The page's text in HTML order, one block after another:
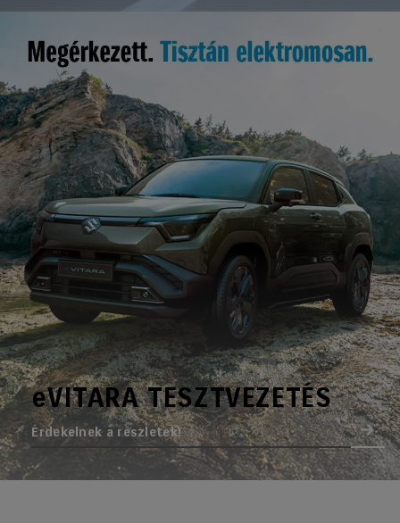
eVITARA TESZTVEZETÉS
Érdekelnek a részletek!